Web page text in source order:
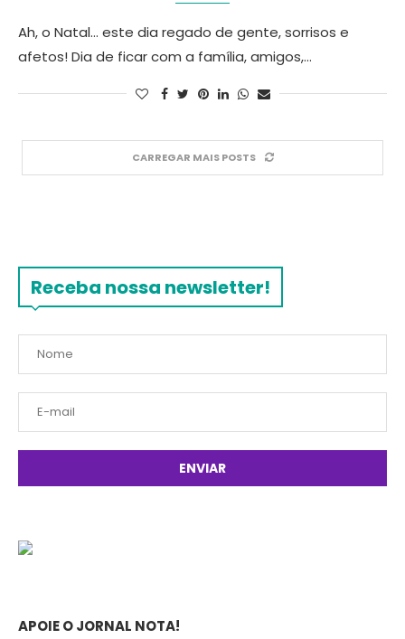
Ah, o Natal… este dia regado de gente, sorrisos e
afetos! Dia de ficar com a família, amigos,…
CARREGAR MAIS POSTS
Receba nossa newsletter!
APOIE O JORNAL NOTA!